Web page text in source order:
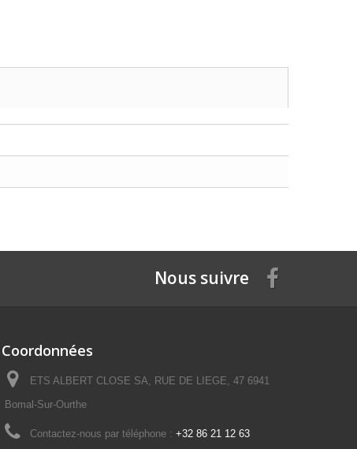
Nous suivre
Coordonnées
ETS ALBERT CLOSE SA, RUE DE LIEGE, 47 6941
Bomal-Sur-Ourthe
Contactez-nous par téléphone : +32 86 21 12 63